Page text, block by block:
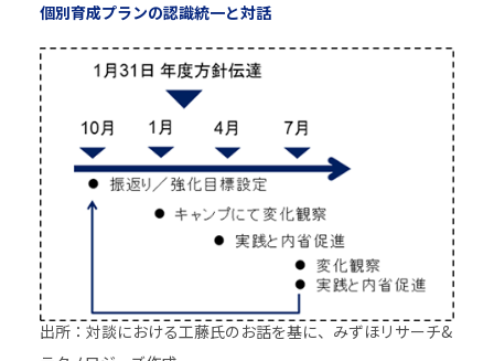
個別育成プランの認識統一と対話
出所：対談における工藤氏のお話を基に、みずほリサーチ&